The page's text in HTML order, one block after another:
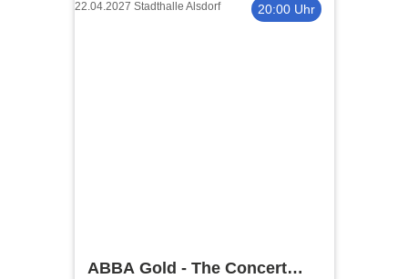
20:00 Uhr
ABBA Gold - The Concert